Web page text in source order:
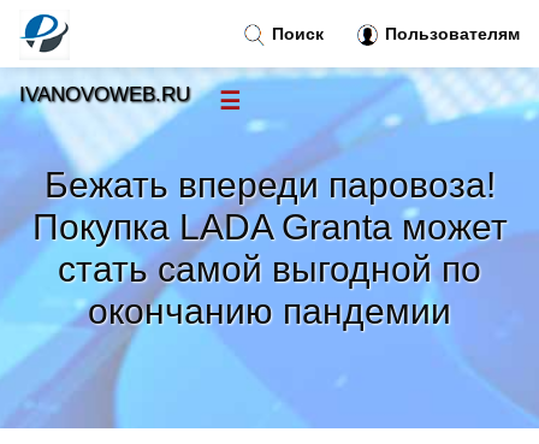
Бежать впереди паровоза!
Покупка LADA Granta может
стать самой выгодной по
окончанию пандемии
Поиск Пользователям
IVANOVOWEB.RU ☰
Тренды новостей »
Рубрики»
Правила »